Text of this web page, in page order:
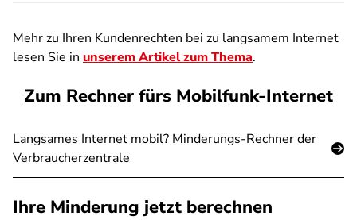
Mehr zu Ihren Kundenrechten bei zu langsamem Internet
lesen Sie in unserem Artikel zum Thema.
Zum Rechner fürs Mobilfunk-Internet
Langsames Internet mobil? Minderungs-Rechner der
Verbraucherzentrale
Ihre Minderung jetzt berechnen